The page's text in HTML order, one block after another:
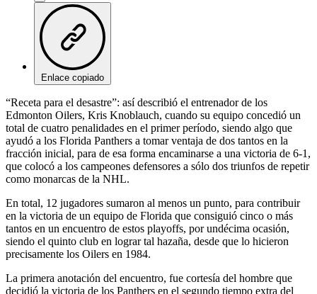
Enlace copiado
“Receta para el desastre”: así describió el entrenador de los
Edmonton Oilers, Kris Knoblauch, cuando su equipo concedió un
total de cuatro penalidades en el primer período, siendo algo que
ayudó a los Florida Panthers a tomar ventaja de dos tantos en la
fracción inicial, para de esa forma encaminarse a una victoria de 6-1,
que colocó a los campeones defensores a sólo dos triunfos de repetir
como monarcas de la NHL.
En total, 12 jugadores sumaron al menos un punto, para contribuir
en la victoria de un equipo de Florida que consiguió cinco o más
tantos en un encuentro de estos playoffs, por undécima ocasión,
siendo el quinto club en lograr tal hazaña, desde que lo hicieron
precisamente los Oilers en 1984.
La primera anotación del encuentro, fue cortesía del hombre que
decidió la victoria de los Panthers en el segundo tiempo extra del